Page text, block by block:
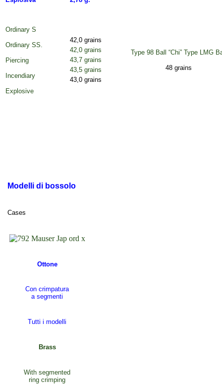
Ordinary S
Ordinary SS.
Piercing
Incendiary
Explosive
42,0 grains
42,0 grains
43,7 grains
43,5 grains
43,0 grains
Type 98 Ball “Chi” Type LMG
48 grains
Modelli di bossolo
Cases
Ottone
Con crimpatura
a segmenti
Tutti i modelli
Brass
With segmented
ring crimping